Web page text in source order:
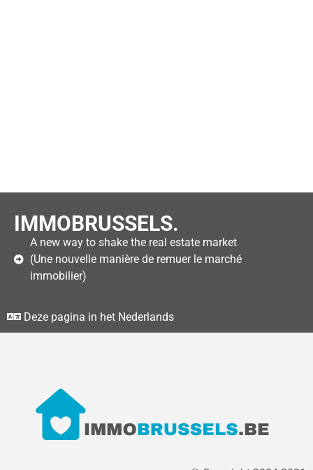
IMMOBRUSSELS.
A new way to shake the real estate market
(Une nouvelle manière de remuer le marché
immobilier)
Deze pagina in het Nederlands